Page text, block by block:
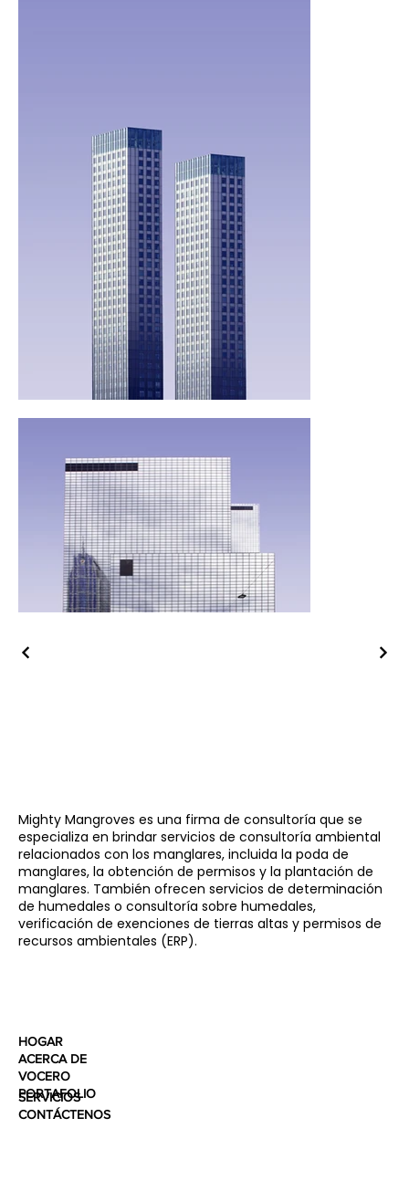
Mighty Mangroves es una firma de consultoría que se
especializa en brindar servicios de consultoría ambiental
relacionados con los manglares, incluida la poda de
manglares, la obtención de permisos y la plantación de
manglares. También ofrecen servicios de determinación
de humedales o consultoría sobre humedales,
verificación de exenciones de tierras altas y permisos de
recursos ambientales (ERP).
HOGAR
ACERCA DE
VOCERO
PORTAFOLIO
SERVICIOS
CONTÁCTENOS